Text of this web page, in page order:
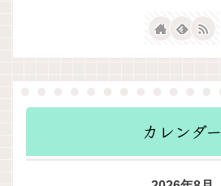
カレンダー